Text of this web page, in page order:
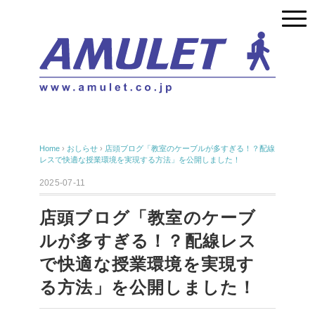
Home › おしらせ › 店頭ブログ「教室のケーブルが多すぎる！？配線
レスで快適な授業環境を実現する方法」を公開しました！
2025-07-11
店頭ブログ「教室のケーブ
ルが多すぎる！？配線レス
で快適な授業環境を実現す
る方法」を公開しました！